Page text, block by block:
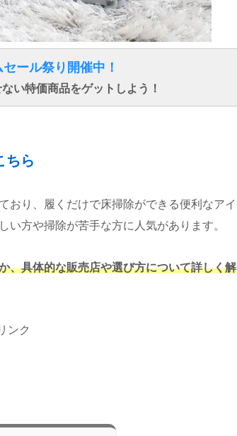
ール祭り開催中！
い特価商品をゲットしよう！
ちら
おり、履くだけで床掃除ができる便利なアイ
方や掃除が苦手な方に人気があります。
、具体的な販売店や選び方について詳しく解
ンク